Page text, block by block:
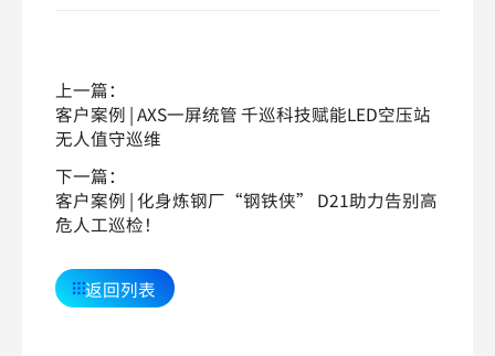
上一篇：
客户案例 | AXS一屏统管 千巡科技赋能LED空压站
无人值守巡维
下一篇：
客户案例 | 化身炼钢厂“钢铁侠” D21助力告别高
危人工巡检！
返回列表